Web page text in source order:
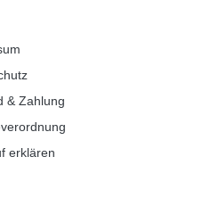
& Zahlung
erklären